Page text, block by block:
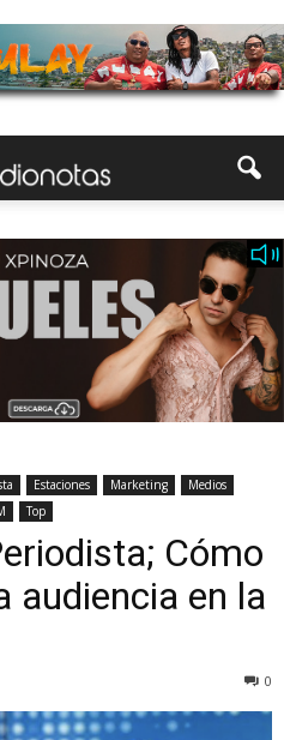
Estaciones Marketing
Medios
Top
Cómo
audiencia en la
0